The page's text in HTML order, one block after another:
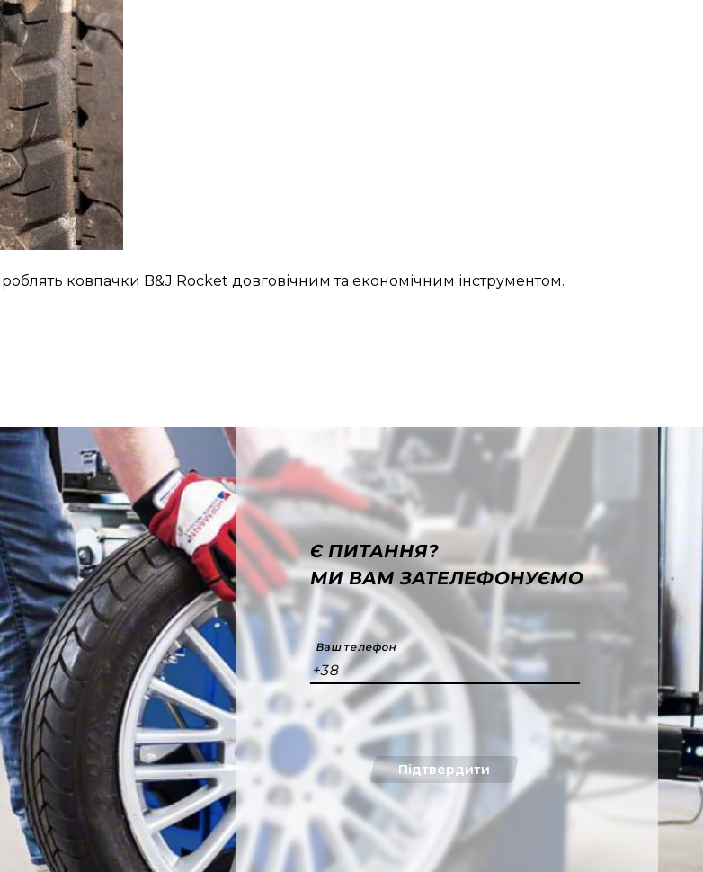
ковпачки B&J Rocket довговічним та економічним інструментом.
Є ПИТАННЯ?
МИ ВАМ ЗАТЕЛЕФОНУЄМО
Ваш телефон
+38
Підтвердити